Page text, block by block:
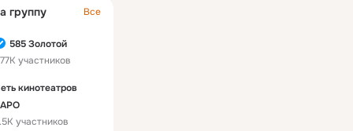
группу Все
585 Золотой
участников
кинотеатров
участников